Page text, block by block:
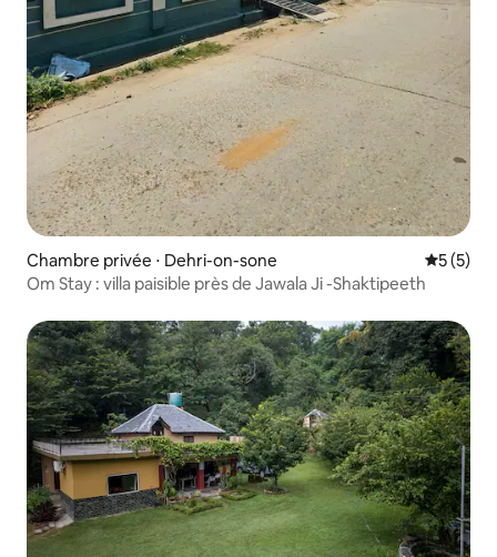
Chambre privée ⋅ Dehri-on-sone
5 (5)
Om Stay : villa paisible près de Jawala Ji -Shaktipeeth